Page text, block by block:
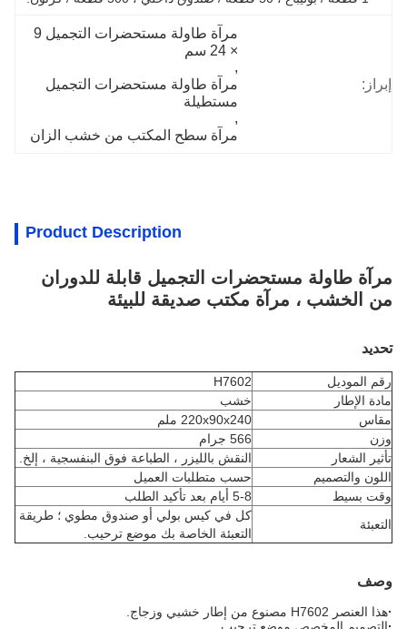
إبراز:
مرآة طاولة مستحضرات التجميل 9
× 24 سم
,
مرآة طاولة مستحضرات التجميل
مستطيلة
,
مرآة سطح المكتب من خشب الزان
Product Description
مرآة طاولة مستحضرات التجميل قابلة للدوران
من الخشب ، مرآة مكتب صديقة للبيئة
تحديد
رقم الموديل
H7602
مادة الإطار
خشب
مقاس
220x90x240 ملم
وزن
566 جرام
تأثير الشعار
النقش بالليزر ، الطباعة فوق البنفسجية ، إلخ.
اللون والتصميم
حسب متطلبات العميل
وقت بسيط
5-8 أيام بعد تأكيد الطلب
التعبئة
كل في كيس بولي أو صندوق مطوي ؛ طريقة
التعبئة الخاصة بك موضع ترحيب.
وصف
هذا العنصر H7602 مصنوع من إطار خشبي وزجاج.